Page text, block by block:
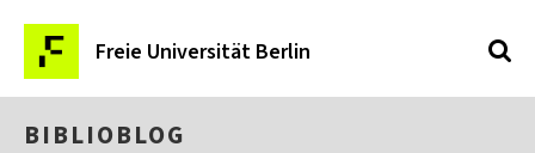
Freie Universität Berlin
BIBLIOBLOG